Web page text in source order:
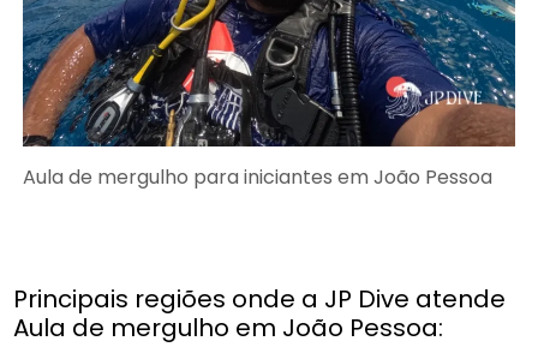
Aula de mergulho para iniciantes em João Pessoa
Principais regiões onde a JP Dive atende
Aula de mergulho em João Pessoa: